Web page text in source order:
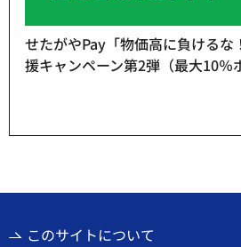
せたがやPay「物価高に負けるな
援キャンペーン第2弾（最大10％
このサイトについて